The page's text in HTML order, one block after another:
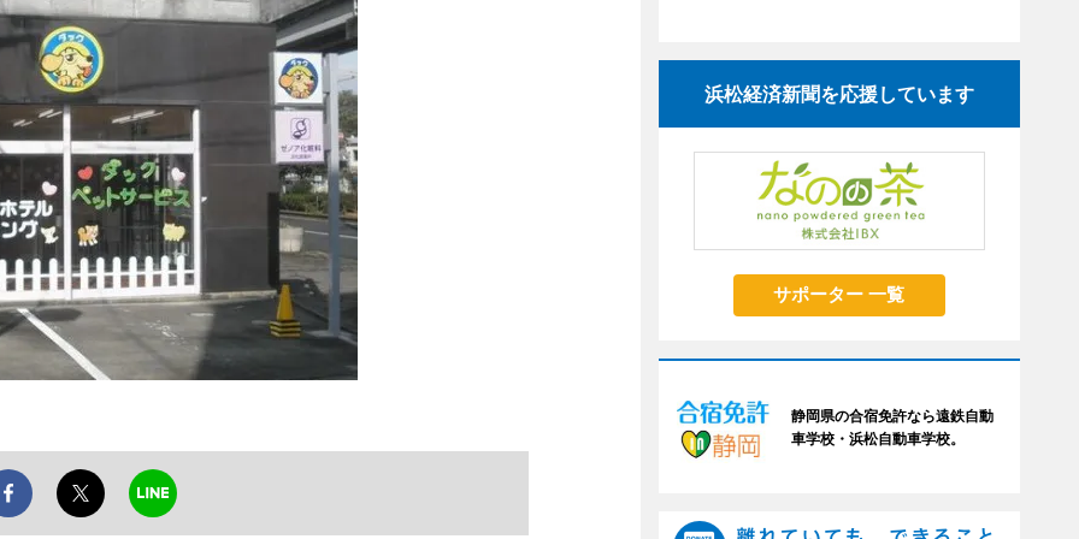
浜松経済新聞を応援しています
サポーター 一覧
静岡県の合宿免許なら遠鉄自動
車学校・浜松自動車学校。